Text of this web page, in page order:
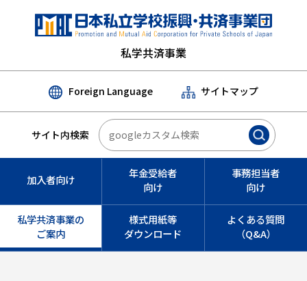
私学共済事業
Foreign Language サイトマップ
サイト内検索
加入者向け
年金受給者
向け
事務担当者
向け
私学共済事業の
ご案内
様式用紙等
ダウンロード
よくある質問
（Q&A）